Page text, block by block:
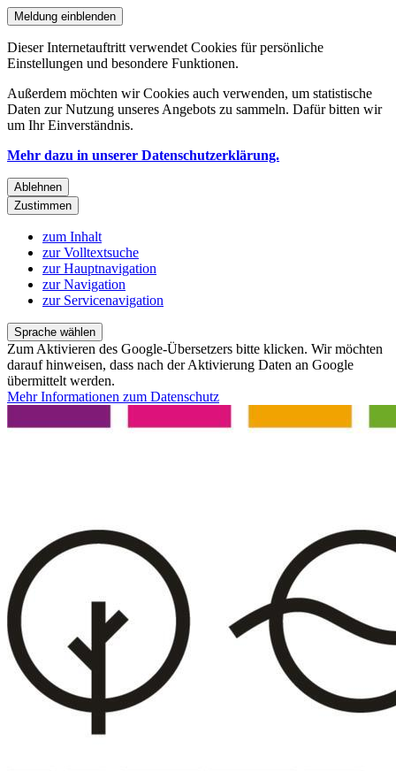
Meldung einblenden
Dieser Internetauftritt verwendet Cookies für persönliche
Einstellungen und besondere Funktionen.
Außerdem möchten wir Cookies auch verwenden, um statistische
Daten zur Nutzung unseres Angebots zu sammeln. Dafür bitten wir
um Ihr Einverständnis.
Mehr dazu in unserer Datenschutzerklärung.
Ablehnen
Zustimmen
zum Inhalt
zur Volltextsuche
zur Hauptnavigation
zur Navigation
zur Servicenavigation
Sprache wählen
Zum Aktivieren des Google-Übersetzers bitte klicken. Wir möchten
darauf hinweisen, dass nach der Aktivierung Daten an Google
übermittelt werden.
Mehr Informationen zum Datenschutz